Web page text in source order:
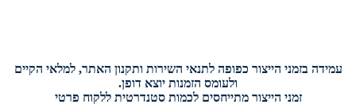
עמידה בזמני הייצור כפופה לתנאי השירות ותקנון האתר, למלאי הקיים
ולעומס הזמנות יוצא דופן.
זמני הייצור מתייחסים לכמות סטנדרטית ללקוח פרטי